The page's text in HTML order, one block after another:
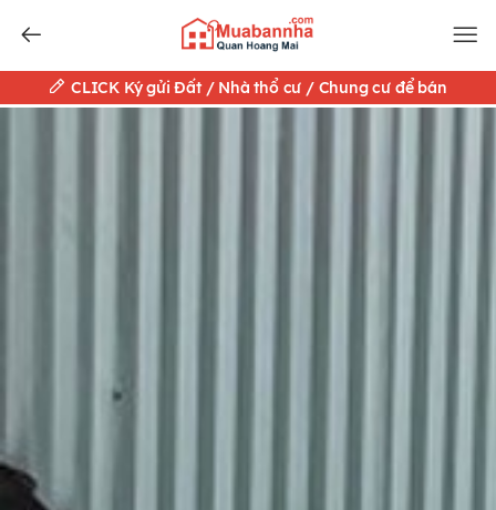
CLICK Ký gửi Đất / Nhà thổ cư / Chung cư để bán